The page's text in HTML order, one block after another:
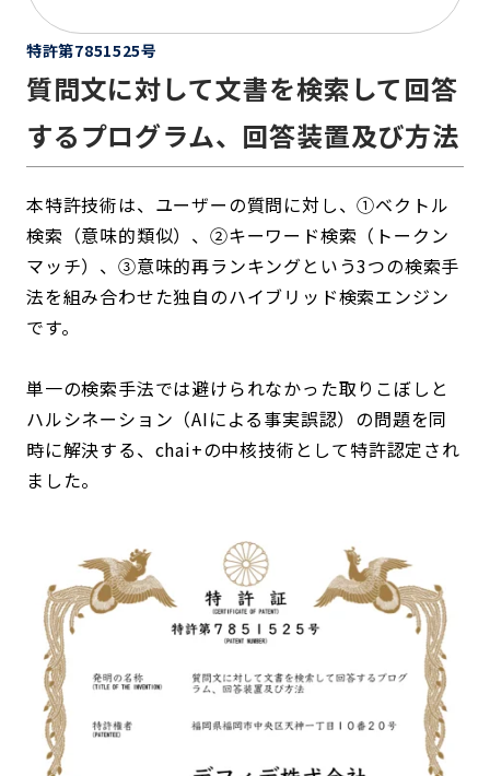
特許第7851525号
質問文に対して文書を検索して回答
するプログラム、回答装置及び方法
本特許技術は、ユーザーの質問に対し、①ベクトル
検索（意味的類似）、②キーワード検索（トークン
マッチ）、③意味的再ランキングという3つの検索手
法を組み合わせた独自のハイブリッド検索エンジン
です。
単一の検索手法では避けられなかった取りこぼしと
ハルシネーション（AIによる事実誤認）の問題を同
時に解決する、chai+の中核技術として特許認定され
ました。